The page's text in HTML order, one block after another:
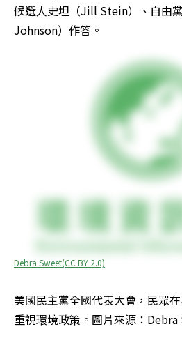
候選人史坦（Jill Stein）、自由
Johnson）作答。
Debra Sweet(CC BY 2.0)
美國民主黨全國代表大會，民眾
重視環境政策。圖片來源：Debra